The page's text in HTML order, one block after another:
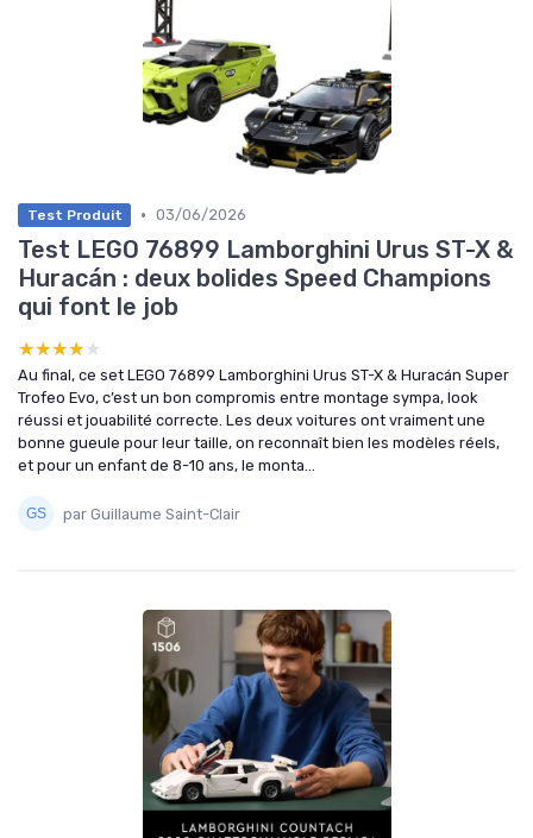
Test Produit • 03/06/2026
Test LEGO 76899 Lamborghini Urus ST-X &
Huracán : deux bolides Speed Champions
qui font le job
★★★★★
★★★★★
Au final, ce set LEGO 76899 Lamborghini Urus ST-X & Huracán Super
Trofeo Evo, c’est un bon compromis entre montage sympa, look
réussi et jouabilité correcte. Les deux voitures ont vraiment une
bonne gueule pour leur taille, on reconnaît bien les modèles réels,
et pour un enfant de 8-10 ans, le monta...
par Guillaume Saint-Clair